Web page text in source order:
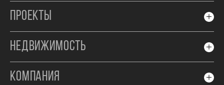
ПРОЕКТЫ
НЕДВИЖИМОСТЬ
КОМПАНИЯ